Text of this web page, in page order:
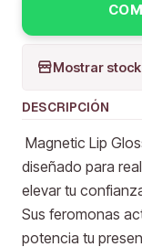
Mostrar
DESCRIPCIÓN
Magnetic Lip
diseñado para
elevar tu
Sus feromonas
potencia tu